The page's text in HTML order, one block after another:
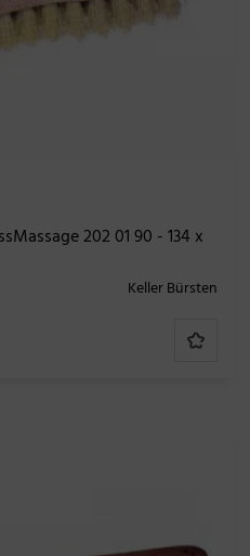
202 01 90 - 134 x
Keller Bürsten